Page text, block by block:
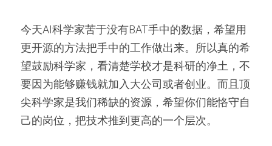
今天AI科学家苦于没有BAT手中的数据，希望用
更开源的方法把手中的工作做出来。所以真的希
望鼓励科学家，看清楚学校才是科研的净土，不
要因为能够赚钱就加入大公司或者创业。而且顶
尖科学家是我们稀缺的资源，希望你们能恪守自
己的岗位，把技术推到更高的一个层次。